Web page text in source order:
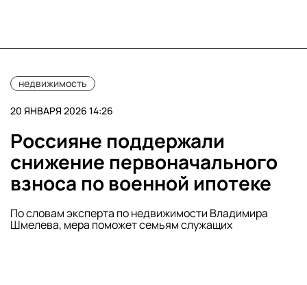
недвижимость
20 ЯНВАРЯ 2026 14:26
Россияне поддержали
снижение первоначального
взноса по военной ипотеке
По словам эксперта по недвижимости Владимира
Шмелева, мера поможет семьям служащих